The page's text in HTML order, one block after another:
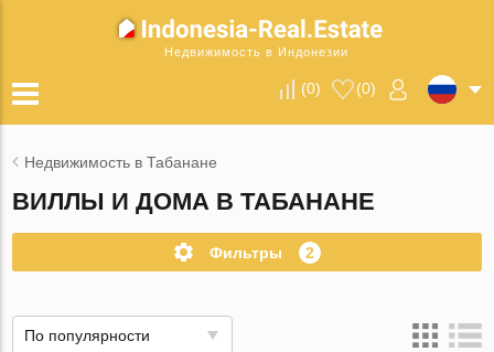
Недвижимость в Индонезии
(0) (0)
Недвижимость в Табанане
ВИЛЛЫ И ДОМА В ТАБАНАНЕ
Фильтры 2
По популярности